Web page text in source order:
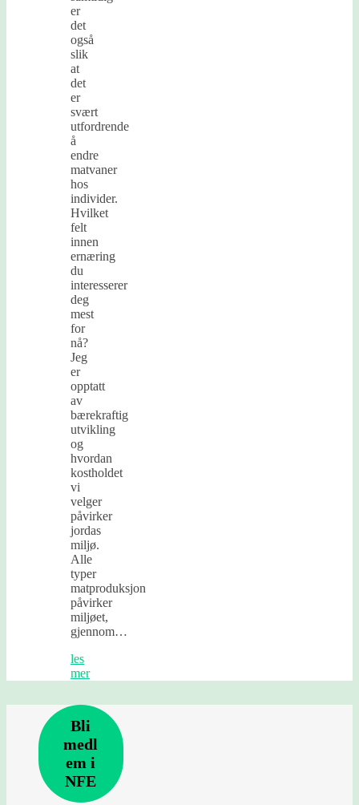
er
det
også
slik
at
det
er
svært
utfordrende
å
endre
matvaner
hos
individer.
Hvilket
felt
innen
ernæring
du
interesserer
deg
mest
for
nå?
Jeg
er
opptatt
av
bærekraftig
utvikling
og
hvordan
kostholdet
vi
velger
påvirker
jordas
miljø.
Alle
typer
matproduksjon
påvirker
miljøet,
gjennom…
les
mer
Bli
medl
em i
NFE